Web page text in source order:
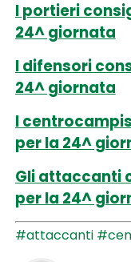
I portieri
24^ giornata
I difensori
24^ giornata
I
per la 24^
Gli attaccanti
per la 24^
#attaccanti